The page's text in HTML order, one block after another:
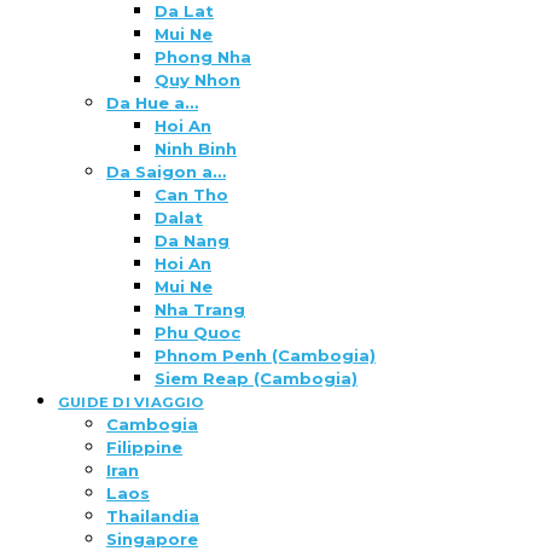
Da Lat
Mui Ne
Phong Nha
Quy Nhon
Da Hue a…
Hoi An
Ninh Binh
Da Saigon a…
Can Tho
Dalat
Da Nang
Hoi An
Mui Ne
Nha Trang
Phu Quoc
Phnom Penh (Cambogia)
Siem Reap (Cambogia)
GUIDE DI VIAGGIO
Cambogia
Filippine
Iran
Laos
Thailandia
Singapore